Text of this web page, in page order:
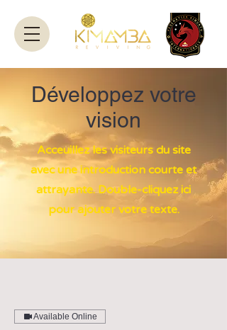
Développez votre
vision
Acceuillez les visiteurs du site
avec une introduction courte et
attrayante. Double-cliquez ici
pour ajouter votre texte.
Available Online